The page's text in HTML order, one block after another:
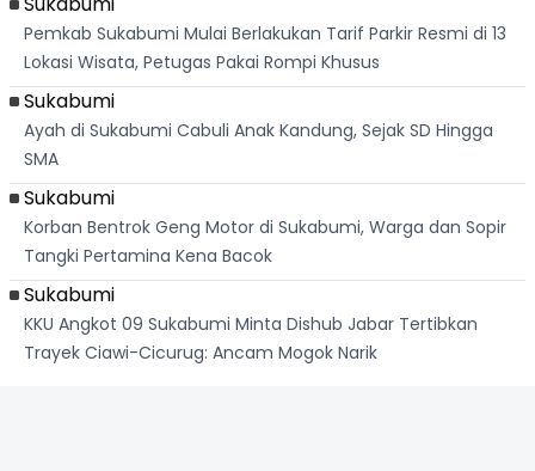
Pemkab Sukabumi Mulai Berlakukan Tarif Parkir Resmi di 13
Lokasi Wisata, Petugas Pakai Rompi Khusus
Sukabumi
Ayah di Sukabumi Cabuli Anak Kandung, Sejak SD Hingga
SMA
Sukabumi
Korban Bentrok Geng Motor di Sukabumi, Warga dan Sopir
Tangki Pertamina Kena Bacok
Sukabumi
KKU Angkot 09 Sukabumi Minta Dishub Jabar Tertibkan
Trayek Ciawi-Cicurug: Ancam Mogok Narik